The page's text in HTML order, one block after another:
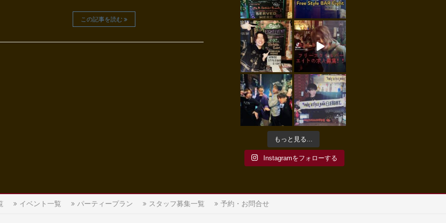
この記事を読む
もっと見る...
Instagramをフォローする
イベント一覧 パーティープラン スタッフ募集一覧 予約・お問合せ